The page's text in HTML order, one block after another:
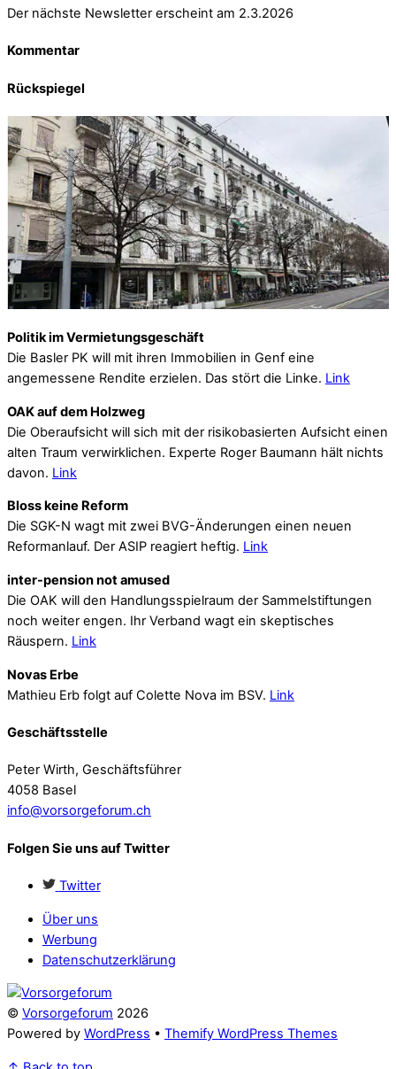
Der nächste Newsletter erscheint am 2.3.2026
Kommentar
Rückspiegel
Politik im Vermietungsgeschäft
Die Basler PK will mit ihren Immobilien in Genf eine
angemessene Rendite erzielen. Das stört die Linke. Link
OAK auf dem Holzweg
Die Oberaufsicht will sich mit der risikobasierten Aufsicht einen
alten Traum verwirklichen. Experte Roger Baumann hält nichts
davon. Link
Bloss keine Reform
Die SGK-N wagt mit zwei BVG-Änderungen einen neuen
Reformanlauf. Der ASIP reagiert heftig. Link
inter-pension not amused
Die OAK will den Handlungsspielraum der Sammelstiftungen
noch weiter engen. Ihr Verband wagt ein skeptisches
Räuspern. Link
Novas Erbe
Mathieu Erb folgt auf Colette Nova im BSV. Link
Geschäftsstelle
Peter Wirth, Geschäftsführer
4058 Basel
info@vorsorgeforum.ch
Folgen Sie uns auf Twitter
Twitter
Über uns
Werbung
Datenschutzerklärung
© Vorsorgeforum 2026
Powered by WordPress • Themify WordPress Themes